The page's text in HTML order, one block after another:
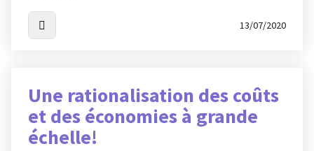
13/07/2020
Une rationalisation des coûts
et des économies à grande
échelle!